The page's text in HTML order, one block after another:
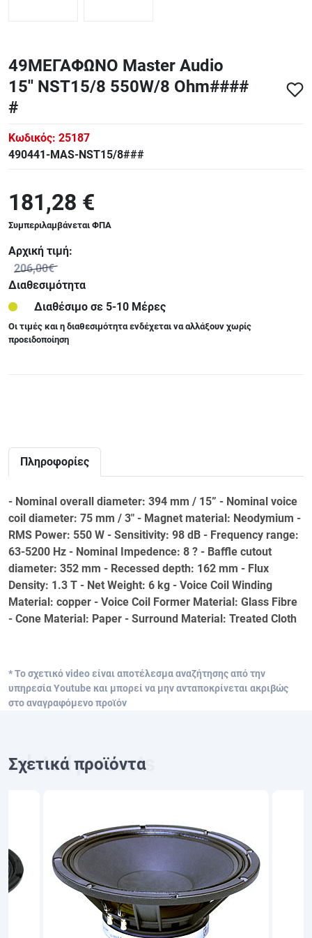
49ΜΕΓΑΦΩΝΟ Master Audio
15'' NST15/8 550W/8 Ohm####
#
Κωδικός: 25187
490441-MAS-NST15/8###
181,28 €
Συμπεριλαμβάνεται ΦΠΑ
Αρχική τιμή:
206,00€
Διαθεσιμότητα
Διαθέσιμο σε 5-10 Μέρες
Οι τιμές και η διαθεσιμότητα ενδέχεται να αλλάξουν χωρίς
προειδοποίηση
Πληροφορίες
- Nominal overall diameter: 394 mm / 15” - Nominal voice
coil diameter: 75 mm / 3" - Magnet material: Neodymium -
RMS Power: 550 W - Sensitivity: 98 dB - Frequency range:
63-5200 Hz - Nominal Impedence: 8 ? - Baffle cutout
diameter: 352 mm - Recessed depth: 162 mm - Flux
Density: 1.3 T - Net Weight: 6 kg - Voice Coil Winding
Material: copper - Voice Coil Former Material: Glass Fibre
- Cone Material: Paper - Surround Material: Treated Cloth
* Το σχετικό video είναι αποτέλεσμα αναζήτησης από την
υπηρεσία Youtube και μπορεί να μην ανταποκρίνεται ακριβώς
στο αναγραφόμενο προϊόν
Σχετικά προϊόντα